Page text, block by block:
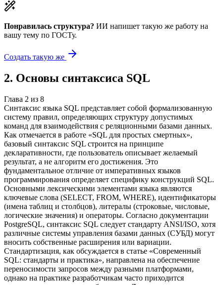
Понравилась структура? ИИ напишет такую же работу на
вашу тему по ГОСТу.
Создать такую же
2. Основы синтаксиса SQL
Глава 2 из 8
Синтаксис языка SQL представляет собой формализованную
систему правил, определяющих структуру допустимых
команд для взаимодействия с реляционными базами данных.
Как отмечается в работе «SQL для простых смертных»,
базовый синтаксис SQL строится на принципе
декларативности, где пользователь описывает желаемый
результат, а не алгоритм его достижения. Это
фундаментальное отличие от императивных языков
программирования определяет специфику конструкций SQL.
Основными лексическими элементами языка являются
ключевые слова (SELECT, FROM, WHERE), идентификаторы
(имена таблиц и столбцов), литералы (строковые, числовые,
логические значения) и операторы. Согласно документации
PostgreSQL, синтаксис SQL следует стандарту ANSI/ISO, хотя
различные системы управления базами данных (СУБД) могут
вносить собственные расширения или вариации.
Стандартизация, как обсуждается в статье «Современный
SQL: стандарты и практика», направлена на обеспечение
переносимости запросов между разными платформами,
однако на практике разработчикам часто приходится